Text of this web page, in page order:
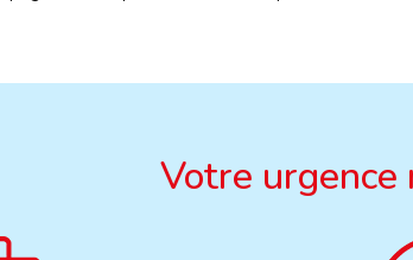
Votre urgence